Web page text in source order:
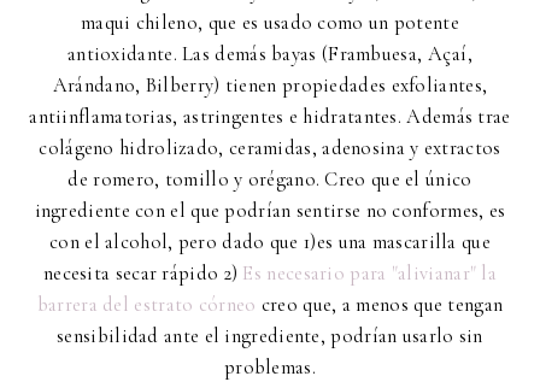
maqui chileno, que es usado como un potente
antioxidante. Las demás bayas (Frambuesa, Açaí,
Arándano, Bilberry) tienen propiedades exfoliantes,
antiinflamatorias, astringentes e hidratantes. Además trae
colágeno hidrolizado, ceramidas, adenosina y extractos
de romero, tomillo y orégano. Creo que el único
ingrediente con el que podrían sentirse no conformes, es
con el alcohol, pero dado que 1)es una mascarilla que
necesita secar rápido 2) Es necesario para "alivianar" la
barrera del estrato córneo creo que, a menos que tengan
sensibilidad ante el ingrediente, podrían usarlo sin
problemas.